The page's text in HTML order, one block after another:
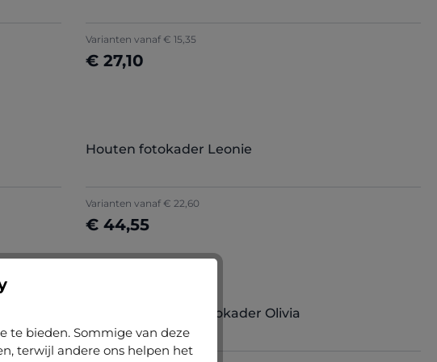
Varianten vanaf € 15,35
€ 27,10
Nu configureren
Houten fotokader Leonie
Varianten vanaf € 22,60
€ 44,55
Nu configureren
Barokke houten fotokader Olivia
te bieden. Sommige van deze
terwijl andere ons helpen het